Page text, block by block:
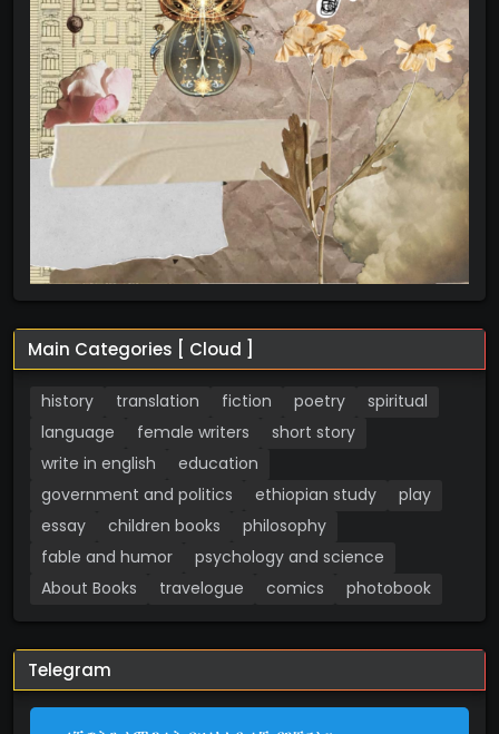
Main Categories [ Cloud ]
history translation fiction poetry
spiritual
language
female writers
short story
write in english
education
government and politics
ethiopian study
play
essay
children books
philosophy
fable and humor
psychology and science
About Books
travelogue comics photobook
Telegram